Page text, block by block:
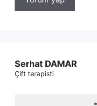
Serhat DAMAR
Çift terapisti